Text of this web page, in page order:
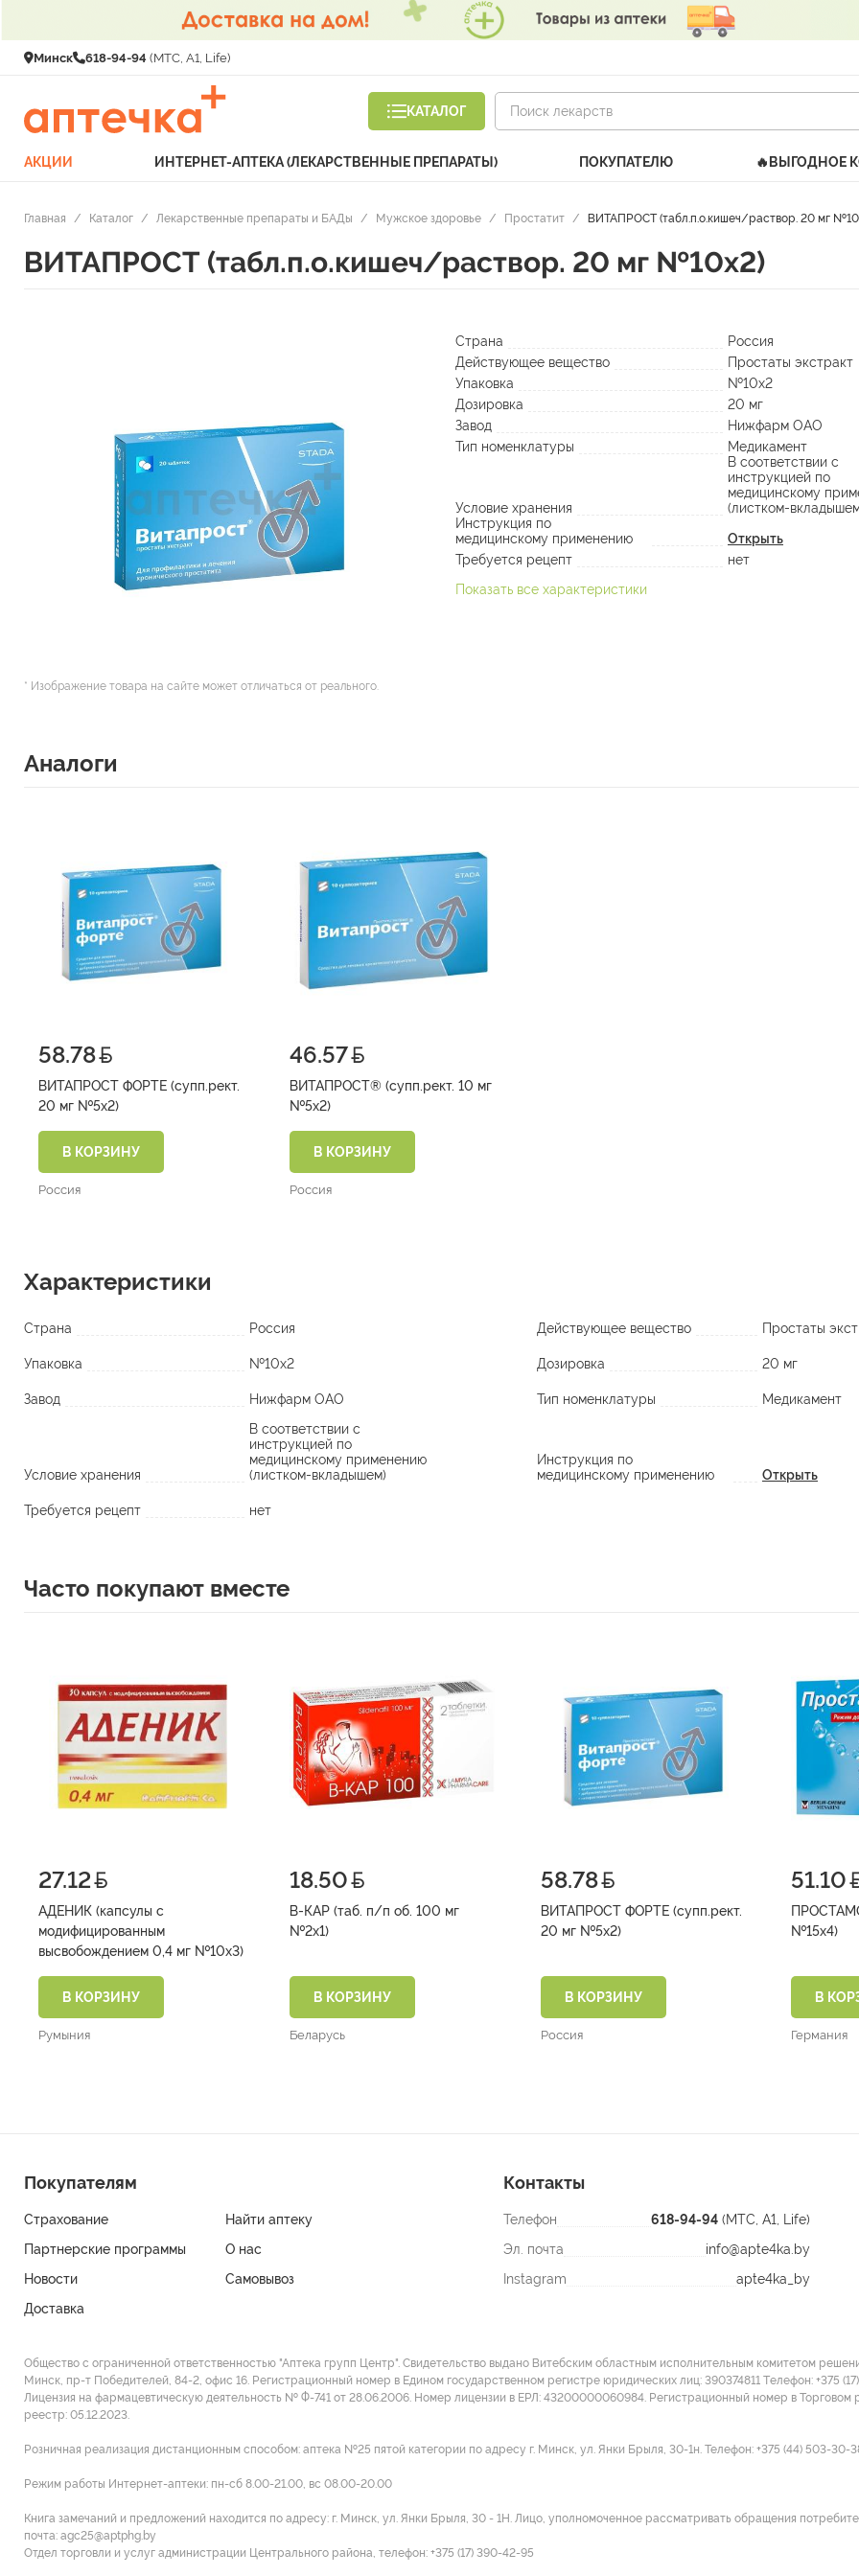
Минск 618-94-94 (МТС, A1, Life)
КАТАЛОГ
АКЦИИ ИНТЕРНЕТ-АПТЕКА (ЛЕКАРСТВЕННЫЕ ПРЕПАРАТЫ) ПОКУПАТЕЛЮ 🔥ВЫГОДНОЕ
Главная / Каталог / Лекарственные препараты и БАДы / Мужское здоровье / Простатит / ВИТАПРОСТ (табл.п.о.кишеч/раствор. 20 мг
ВИТАПРОСТ (табл.п.о.кишеч/раствор. 20 мг №10х2)
* Изображение товара на сайте может отличаться от реального.
Страна
Россия
Действующее вещество
Простаты экстракт
Упаковка
№10х2
Дозировка
20 мг
Завод
Нижфарм ОАО
Тип номенклатуры
Медикамент
Условие хранения
В соответствии с
инструкцией по
медицинскому
(листком-
Инструкция по
медицинскому применению
Открыть
Требуется рецепт
нет
Показать все характеристики
Аналоги
58.78
ВИТАПРОСТ ФОРТЕ (супп.рект.
20 мг №5х2)
В КОРЗИНУ
Россия
46.57
ВИТАПРОСТ® (супп.рект. 10 мг
№5х2)
В КОРЗИНУ
Россия
Характеристики
Страна Россия Действующее вещество Простаты
Упаковка №10х2 Дозировка 20 мг
Завод Нижфарм ОАО Тип номенклатуры Медикамент
Условие хранения
В соответствии с
инструкцией по
медицинскому применению
(листком-вкладышем)
Инструкция по
медицинскому применению
Открыть
Требуется рецепт нет
Часто покупают вместе
27.12
АДЕНИК (капсулы с
модифицированным
высвобождением 0,4 мг №10х3)
В КОРЗИНУ
Румыния
18.50
В-КАР (таб. п/п об. 100 мг
№2х1)
В КОРЗИНУ
Беларусь
58.78
ВИТАПРОСТ ФОРТЕ (супп.рект.
20 мг №5х2)
В КОРЗИНУ
Россия
51.10
№15х4)
В
Германия
Покупателям
Страхование
Найти аптеку
Партнерские программы
О нас
Новости
Самовывоз
Доставка
Контакты
Телефон 618-94-94 (МТС, A1, Life)
Эл. почта
info@apte4ka.by
Instagram
apte4ka_by
Общество с ограниченной ответственностью "Аптека групп Центр". Свидетельство выдано Витебским областным исполнительным комитетом
Минск, пр-т Победителей, 84-2, офис 16. Регистрационный номер в Едином государственном регистре юридических лиц: 390374811 Tелефон: +375
Лицензия на фармацевтическую деятельность № Ф-741 от 28.06.2006. Номер лицензии в ЕРЛ: 43200000060984. Регистрационный номер в Торговом
реестр: 05.12.2023.
Розничная реализация дистанционным способом: аптека №25 пятой категории по адресу г. Минск, ул. Янки Брыля, 30-1н. Телефон: +375 (44) 503-30-
Режим работы Интернет-аптеки: пн-сб 8.00-21.00, вс 08.00-20.00
Книга замечаний и предложений находится по адресу: г. Минск, ул. Янки Брыля, 30 - 1Н. Лицо, уполномоченное рассматривать обращения
почта: agc25@aptphg.by
Отдел торговли и услуг администрации Центрального района, телефон: +375 (17) 390-42-95